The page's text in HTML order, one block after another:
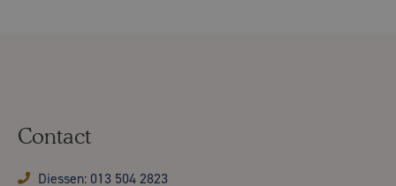
Contact
Diessen: 013 504 2823